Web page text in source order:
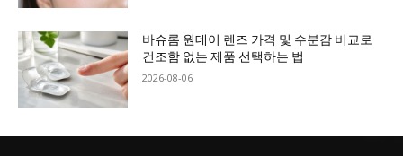
바슈롬 원데이 렌즈 가격 및 수분감 비교로
건조함 없는 제품 선택하는 법
2026-08-06